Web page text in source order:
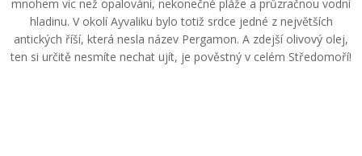
mnohem víc než opalování, nekonečné pláže a průzračnou vodní
hladinu. V okolí Ayvaliku bylo totiž srdce jedné z největších
antických říší, která nesla název Pergamon. A zdejší olivový olej,
ten si určitě nesmíte nechat ujít, je pověstný v celém Středomoří!